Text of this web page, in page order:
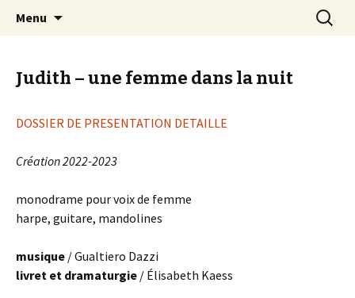
Trio Polycordes
Menu
Judith – une femme dans la nuit
DOSSIER DE PRESENTATION DETAILLE
Création 2022-2023
monodrame pour voix de femme
harpe, guitare, mandolines
musique / Gualtiero Dazzi
livret et dramaturgie / Élisabeth Kaess